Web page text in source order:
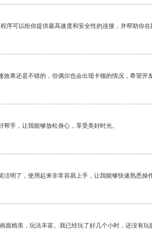
序可以给你提供最高速度和安全性的连接，并帮助你在
效果还是不错的，但偶尔也会出现卡顿的情况，希望开
帮手，让我能够放松身心，享受美好时光。
洁明了，使用起来非常容易上手，让我能够快速熟悉操
面精美，玩法丰富。我已经玩了好几个小时，还没有玩